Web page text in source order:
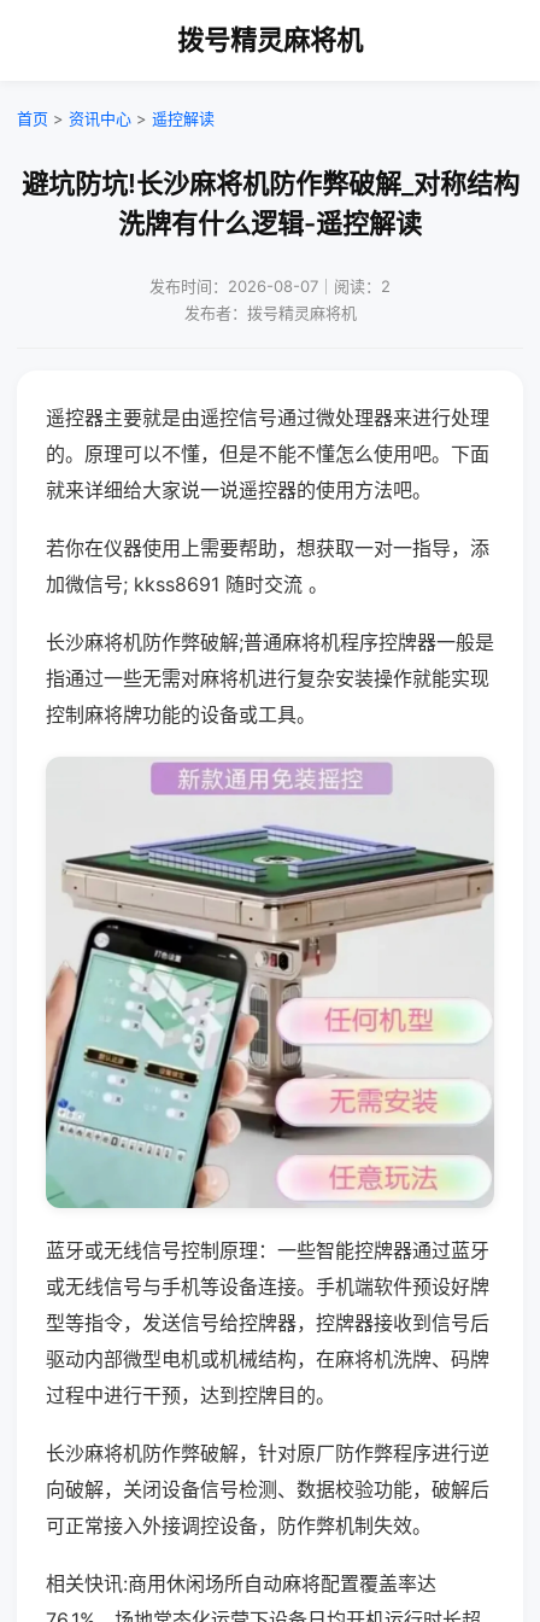
拨号精灵麻将机
首页 > 资讯中心 > 遥控解读
避坑防坑!长沙麻将机防作弊破解_对称结构
洗牌有什么逻辑-遥控解读
发布时间：2026-08-07｜阅读：2
发布者：拨号精灵麻将机
遥控器主要就是由遥控信号通过微处理器来进行处理
的。原理可以不懂，但是不能不懂怎么使用吧。下面
就来详细给大家说一说遥控器的使用方法吧。
若你在仪器使用上需要帮助，想获取一对一指导，添
加微信号; kkss8691 随时交流 。
长沙麻将机防作弊破解;普通麻将机程序控牌器一般是
指通过一些无需对麻将机进行复杂安装操作就能实现
控制麻将牌功能的设备或工具。
蓝牙或无线信号控制原理：一些智能控牌器通过蓝牙
或无线信号与手机等设备连接。手机端软件预设好牌
型等指令，发送信号给控牌器，控牌器接收到信号后
驱动内部微型电机或机械结构，在麻将机洗牌、码牌
过程中进行干预，达到控牌目的。
长沙麻将机防作弊破解，针对原厂防作弊程序进行逆
向破解，关闭设备信号检测、数据校验功能，破解后
可正常接入外接调控设备，防作弊机制失效。
相关快讯:商用休闲场所自动麻将配置覆盖率达